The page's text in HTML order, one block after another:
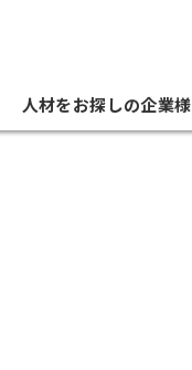
人材をお探しの企業様